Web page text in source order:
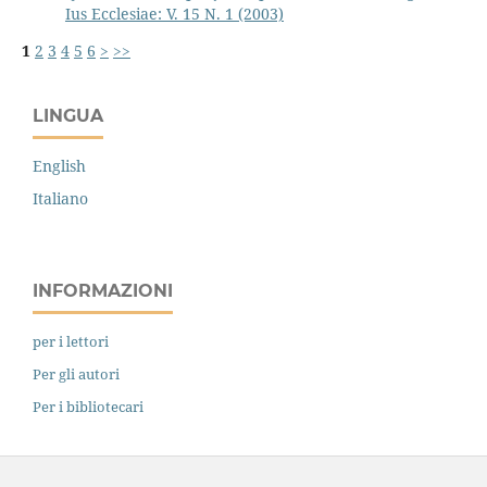
Ius Ecclesiae: V. 15 N. 1 (2003)
1 2 3 4 5 6 > >>
LINGUA
English
Italiano
INFORMAZIONI
per i lettori
Per gli autori
Per i bibliotecari